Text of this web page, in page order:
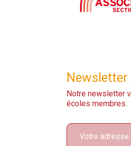
Newsletter
Notre newsletter
écoles membres.